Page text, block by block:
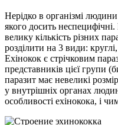
Нерідко в організмі
якого досить
велику кількість різних
розділити на 3 види:
Ехінокок є стрічковим
представників цієї групи
паразит має невеликі
у внутрішніх органах
особливості ехінокока, і